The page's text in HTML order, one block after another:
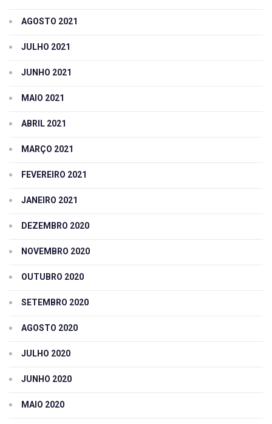
AGOSTO 2021
JULHO 2021
JUNHO 2021
MAIO 2021
ABRIL 2021
MARÇO 2021
FEVEREIRO 2021
JANEIRO 2021
DEZEMBRO 2020
NOVEMBRO 2020
OUTUBRO 2020
SETEMBRO 2020
AGOSTO 2020
JULHO 2020
JUNHO 2020
MAIO 2020